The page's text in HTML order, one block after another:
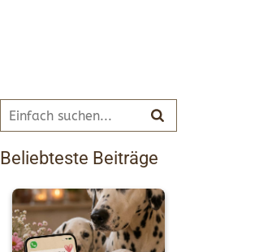
Beliebteste Beiträge